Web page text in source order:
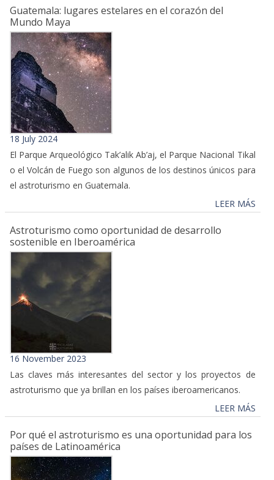
Guatemala: lugares estelares en el corazón del
Mundo Maya
18 July 2024
El Parque Arqueológico Tak’alik Ab’aj, el Parque Nacional Tikal
o el Volcán de Fuego son algunos de los destinos únicos para
el astroturismo en Guatemala.
LEER MÁS
Astroturismo como oportunidad de desarrollo
sostenible en Iberoamérica
16 November 2023
Las claves más interesantes del sector y los proyectos de
astroturismo que ya brillan en los países iberoamericanos.
LEER MÁS
Por qué el astroturismo es una oportunidad para los
países de Latinoamérica